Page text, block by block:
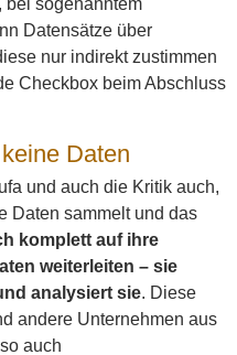
bei sogenanntem
Datensätze über
nur indirekt zustimmen
Checkbox beim Abschluss
Daten
und auch die Kritik auch,
Daten sammelt und das
komplett auf ihre
weiterleiten – sie
analysiert sie. Diese
andere Unternehmen aus
auch